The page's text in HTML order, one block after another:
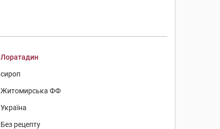
Лоратадин
сироп
Житомирська ФФ
Україна
Без рецепту